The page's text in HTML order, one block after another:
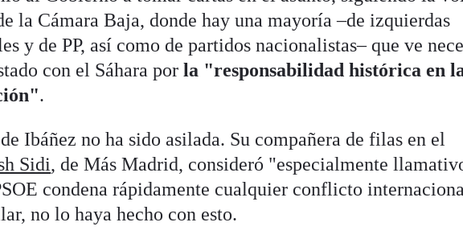
la Cámara Baja, donde hay una mayoría –de izquierdas
y de PP, así como de partidos nacionalistas– que ve
con el Sáhara porla "responsabilidad histórica en
.
Ibáñez no ha sido asilada. Su compañera de filas en el
Sidi, de Más Madrid, consideró "especialmente
condena rápidamente cualquier conflicto
no lo haya hecho con esto.